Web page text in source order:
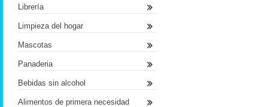
Librería
Limpieza del hogar
Mascotas
Panaderia
Bebidas sin alcohol
Alimentos de primera necesidad